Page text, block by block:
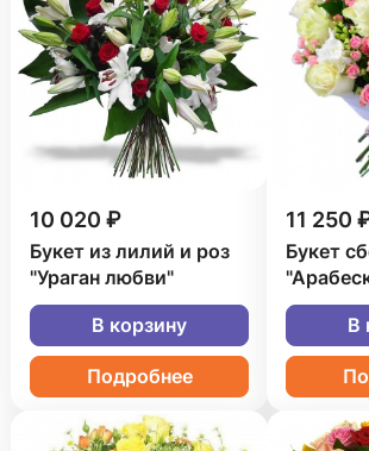
10 020 ₽
Букет из лилий и роз
"Ураган любви"
В корзину
Подробнее
11 250
Букет
В